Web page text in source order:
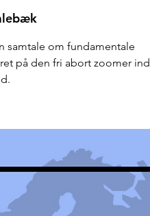
samtale om fundamentale
på den fri abort zoomer ind